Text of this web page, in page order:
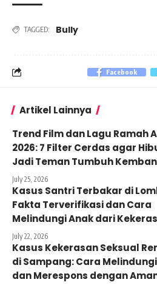
TAGGED: Bully
Facebook
Artikel Lainnya
Trend Film dan Lagu Ramah
2026: 7 Filter Cerdas agar
Jadi Teman Tumbuh
July 25, 2026
Kasus Santri Terbakar di
Fakta Terverifikasi dan Cara
Melindungi Anak dari
July 22, 2026
Kasus Kekerasan Seksual
di Sampang: Cara
dan Merespons dengan